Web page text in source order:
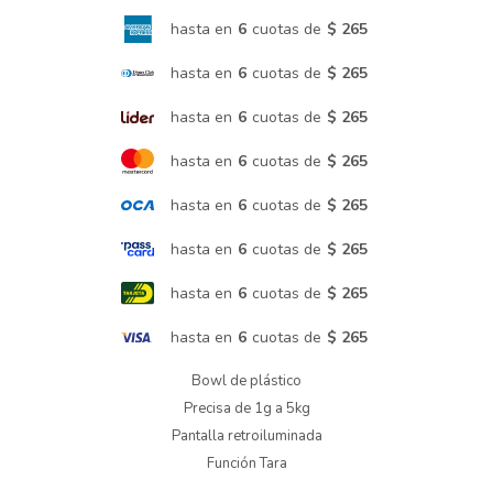
hasta en 6 cuotas de $ 265
hasta en 6 cuotas de $ 265
hasta en 6 cuotas de $ 265
hasta en 6 cuotas de $ 265
hasta en 6 cuotas de $ 265
hasta en 6 cuotas de $ 265
hasta en 6 cuotas de $ 265
hasta en 6 cuotas de $ 265
Bowl de plástico
Precisa de 1g a 5kg
Pantalla retroiluminada
Función Tara
Cuidado personal
Termotanques
Bicicletas y más